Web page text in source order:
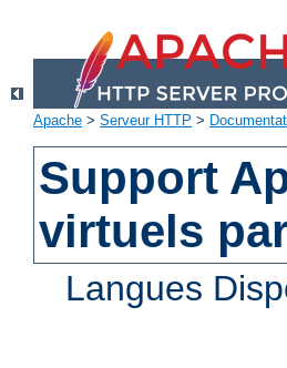
Apache > Serveur HTTP >
Support
virtuels
Langues